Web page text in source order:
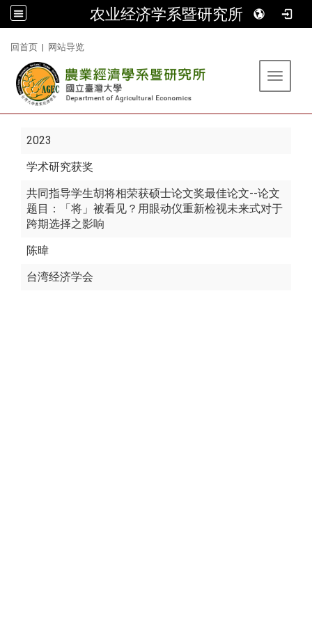
农业经济学系暨研究所
回首页 | 网站导览
Toggle
2023
学术研究获奖
共同指导学生胡将相荣获硕士论文奖最佳论文--论文
题目：「将」被看见？用眼动仪重新检视未来式对于
跨期选择之影响
陈暐
台湾经济学会